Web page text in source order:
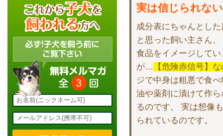
実は信じられな
成分表にちゃんとし
と思った飼い主さん
食品をイメージして
が…
【危険赤信号】
ジで中身は粗悪で食
油や薬剤に漬けて作
るのです。 実は想像
られているのです。